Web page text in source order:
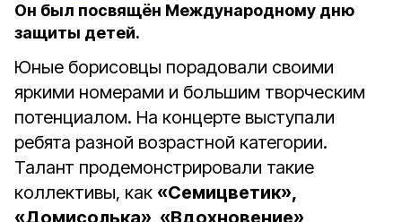
Он был посвящён Международному дню
защиты детей.
Юные борисовцы порадовали своими
яркими номерами и большим творческим
потенциалом. На концерте выступали
ребята разной возрастной категории.
Талант продемонстрировали такие
коллективы, как «Семицветик»,
«Домисолька», «Вдохновение»